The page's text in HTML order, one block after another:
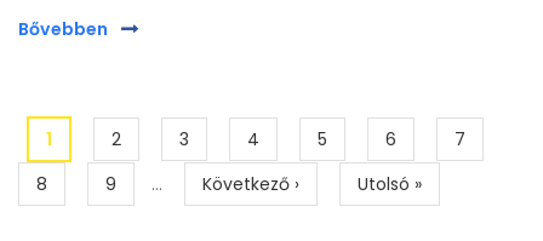
Bővebben
Oldalszámozás
Jelenlegi
oldal
1 Page
2 Page
3 Page
4 Page
5 Page
6 Page
7
Page
8 Page
9 …
Következő
oldal
Következő ›
Utolsó
oldal
Utolsó »